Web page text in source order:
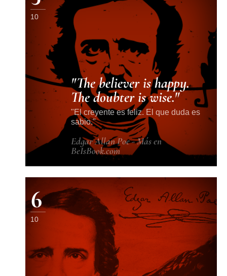
10
The believer is happy.
The doubter is wise.
El creyente es feliz. El que duda es
sabio.
Edgar Allan Poe - Más en
BeIsBook.com
6
10